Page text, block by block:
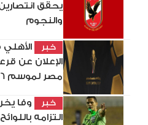
يحقق
والنجوم
خبر
الأهلي
الإعلان عن
مصر لموسم 2026-2027
خبر
وفا
التزامه